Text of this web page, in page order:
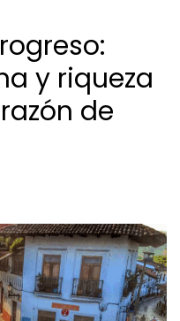
y riqueza
de